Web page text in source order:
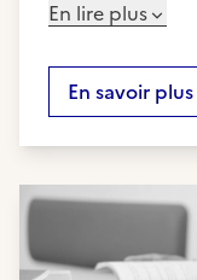
En lire plus
En savoir plus